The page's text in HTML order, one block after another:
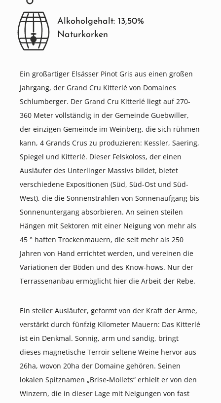
Alkoholgehalt: 13,50%
Naturkorken
Ein großartiger Elsässer Pinot Gris aus einen großen
Jahrgang, der Grand Cru Kitterlé von Domaines
Schlumberger. Der Grand Cru Kitterlé liegt auf 270-
360 Meter vollständig in der Gemeinde Guebwiller,
der einzigen Gemeinde im Weinberg, die sich rühmen
kann, 4 Grands Crus zu produzieren: Kessler, Saering,
Spiegel und Kitterlé. Dieser Felskoloss, der einen
Ausläufer des Unterlinger Massivs bildet, bietet
verschiedene Expositionen (Süd, Süd-Ost und Süd-
West), die die Sonnenstrahlen von Sonnenaufgang bis
Sonnenuntergang absorbieren. An seinen steilen
Hängen mit Sektoren mit einer Neigung von mehr als
45 ° haften Trockenmauern, die seit mehr als 250
Jahren von Hand errichtet werden, und vereinen die
Variationen der Böden und des Know-hows. Nur der
Terrassenanbau ermöglicht hier die Arbeit der Rebe.
Ein steiler Ausläufer, geformt von der Kraft der Arme,
verstärkt durch fünfzig Kilometer Mauern: Das Kitterlé
ist ein Denkmal. Sonnig, arm und sandig, bringt
dieses magnetische Terroir seltene Weine hervor aus
26ha, wovon 20ha der Domaine gehören. Seinen
lokalen Spitznamen „Brise-Mollets“ erhielt er von den
Winzern, die in dieser Lage mit Neigungen von fast